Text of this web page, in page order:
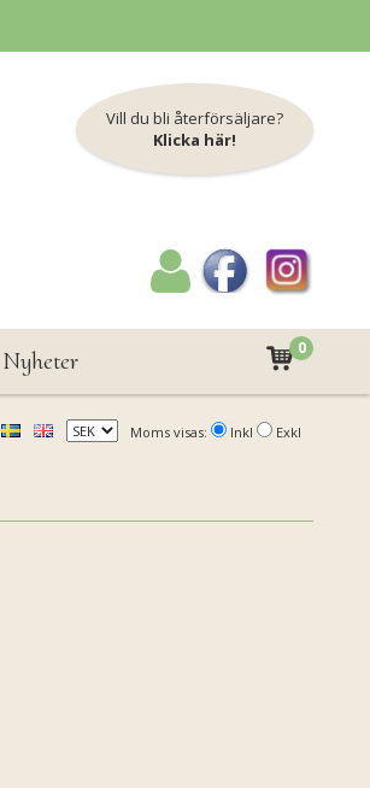
Vill du bli återförsäljare?
Klicka här!
Nyheter 0
Moms visas: Inkl Exkl